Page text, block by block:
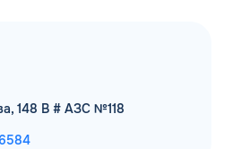
148 В # АЗС №118